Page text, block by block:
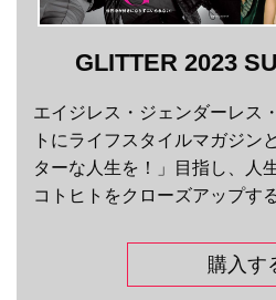
GLITTER 2023
エイジレス・ジェンダーレス
トにライフスタイルマガジン
ターな人生を！」目指し、人
コトヒトをクローズアップす
購入す